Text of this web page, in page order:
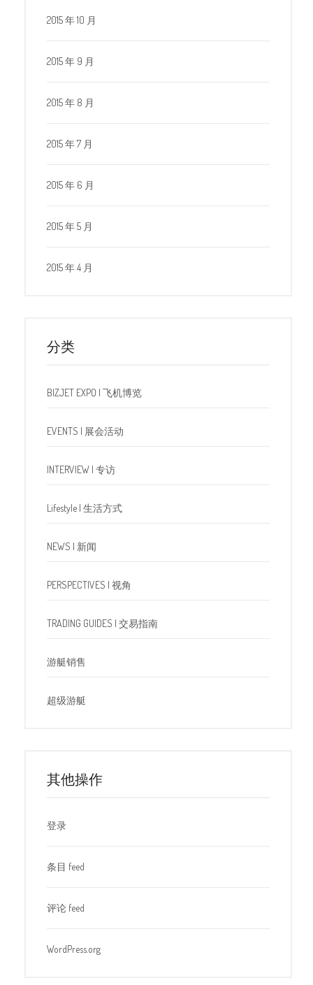
2015 年 10 月
2015 年 9 月
2015 年 8 月
2015 年 7 月
2015 年 6 月
2015 年 5 月
2015 年 4 月
分类
BIZJET EXPO | 飞机博览
EVENTS | 展会活动
INTERVIEW | 专访
Lifestyle | 生活方式
NEWS | 新闻
PERSPECTIVES | 视角
TRADING GUIDES | 交易指南
游艇销售
超级游艇
其他操作
登录
条目 feed
评论 feed
WordPress.org